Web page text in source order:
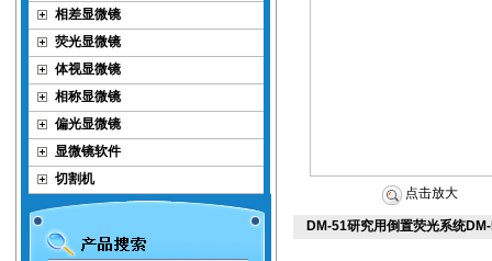
相差显微镜
荧光显微镜
体视显微镜
相称显微镜
偏光显微镜
显微镜软件
切割机
点击放大
DM-51研究用倒置荧光系统